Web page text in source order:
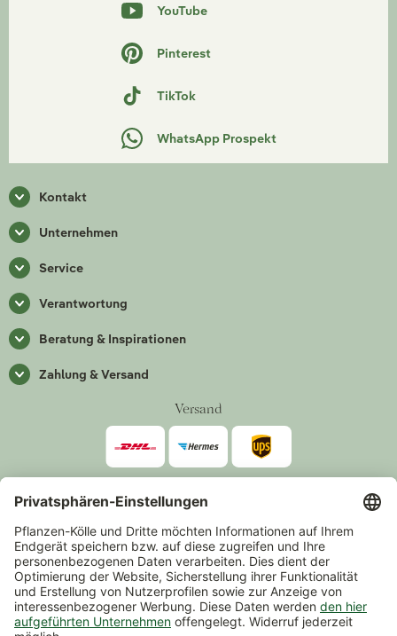
YouTube
Pinterest
TikTok
WhatsApp Prospekt
Kontakt
Unternehmen
Service
Verantwortung
Beratung & Inspirationen
Zahlung & Versand
Versand
Zahlarten
*Alle Preise inkl. gesetzlicher Mehrwertsteuer zzgl.Versand
Mindestbestellwert 14,90 €, ausgenommen sind Gutscheine und
Events.